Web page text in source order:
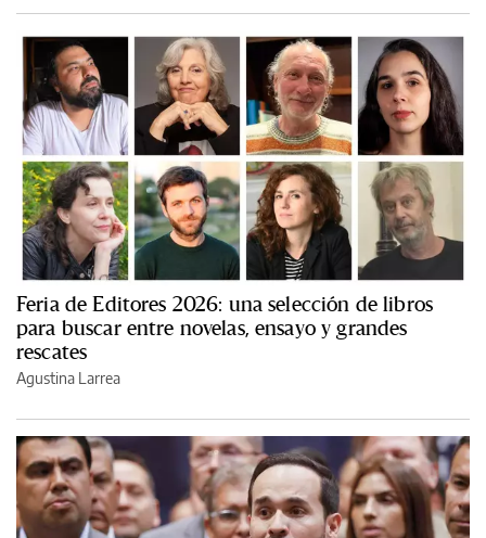
Feria de Editores 2026: una selección de libros
para buscar entre novelas, ensayo y grandes
rescates
Agustina Larrea